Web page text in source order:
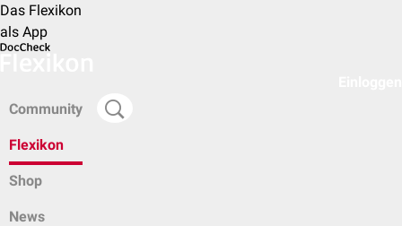
Das Flexikon
als App
Community
Flexikon
Shop
News